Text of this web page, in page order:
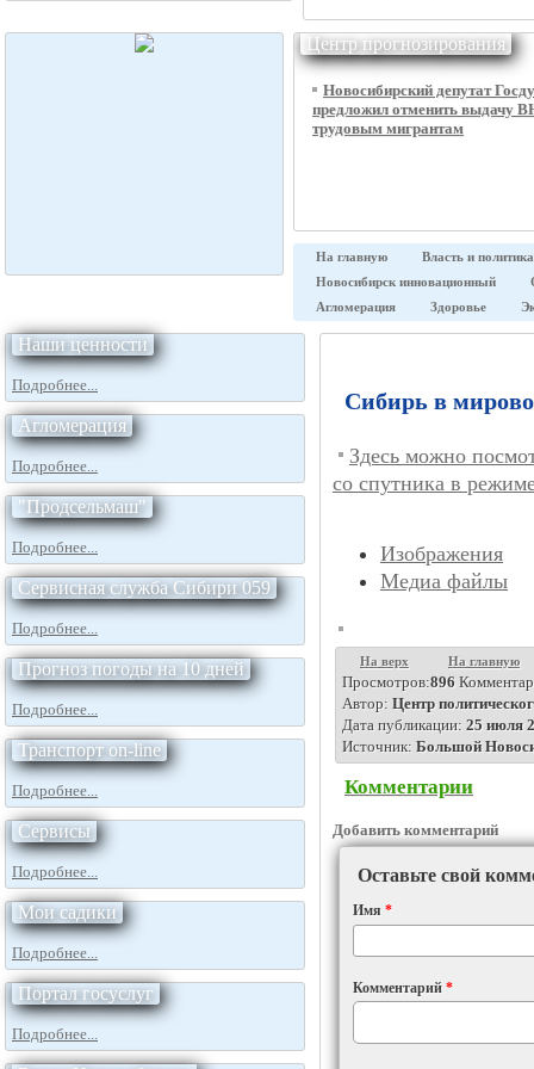
Центр прогнозирования
Новосибирский депутат
предложил отменить выдачу
трудовым мигрантам
На главную
Власть и политика
Новосибирск инновационный
Агломерация
Здоровье
Наши ценности
Подробнее...
Агломерация
Подробнее...
"Продсельмаш"
Подробнее...
Сервисная служба Сибири 059
Подробнее...
Прогноз погоды на 10 дней
Подробнее...
Транспорт on-line
Подробнее...
Сервисы
Подробнее...
Мои садики
Подробнее...
Портал госуслуг
Подробнее...
Сибирь в
Здесь можно
со спутника в
Изображения
Медиа файлы
На верх На главную
Автор:Центр
Дата публикации:25 июля
Источник:Большой
Комментарии
Добавить комментарий
Оставьте свой
Имя